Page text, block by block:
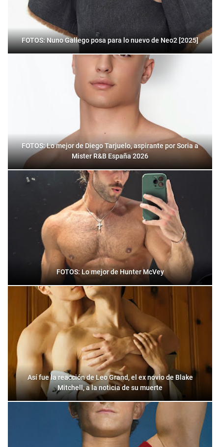
FOTOS: Nuno Gallego posa para lo nuevo de Neo2 [2025]
FOTOS: Lo mejor de Diego Tarjuelo, aspirante por Soria a
Mister R&B España 2026
FOTOS: Lo mejor de Hunter McVey
Así fue la reacción de Leo Grand, el ex novio de Blake
Mitchell, a la noticia de su muerte